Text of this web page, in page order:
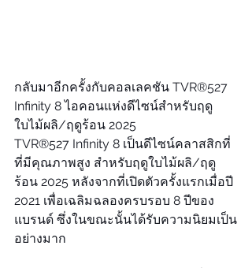
กลับมาอีกครั้งกับคอลเลคชัน TVR®527
Infinity 8 ไอคอนแห่งดีไซน์สำหรับฤดู
ใบไม้ผลิ/ฤดูร้อน 2025
TVR®527 Infinity 8 เป็นดีไซน์คลาสสิกที่
ที่มีคุณภาพสูง สำหรับฤดูใบไม้ผลิ/ฤดู
ร้อน 2025 หลังจากที่เปิดตัวครั้งแรกเมื่อปี
2021 เพื่อเฉลิมฉลองครบรอบ 8 ปีของ
แบรนด์ ซึ่งในขณะนั้นได้รับความนิยมเป็น
อย่างมาก